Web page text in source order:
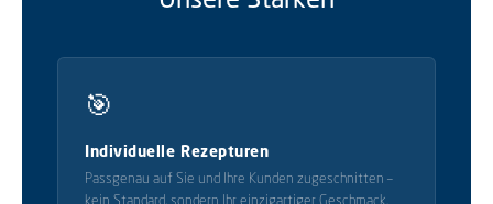
🎯
Individuelle Rezepturen
Passgenau auf Sie und Ihre Kunden zugeschnitten –